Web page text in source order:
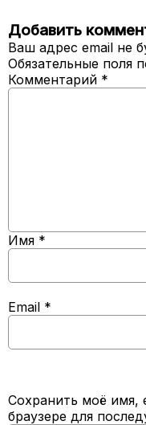
Добавить
Ваш адрес email не
Обязательные поля
Комментарий *
Имя *
Email *
Сохранить моё имя,
браузере для